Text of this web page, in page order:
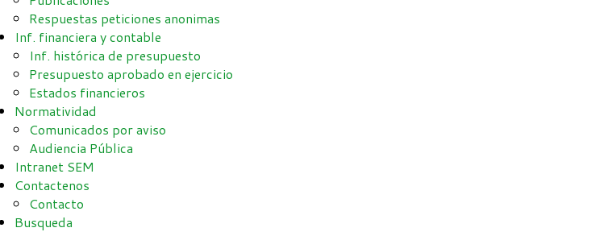
Respuestas peticiones anonimas
Inf. financiera y contable
Inf. histórica de presupuesto
Presupuesto aprobado en ejercicio
Estados financieros
Normatividad
Comunicados por aviso
Audiencia Pública
Intranet SEM
Contactenos
Contacto
Busqueda